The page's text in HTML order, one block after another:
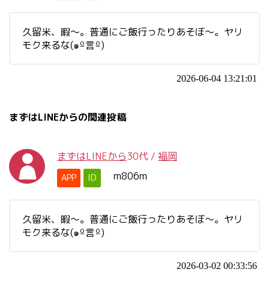
久留米、暇〜。普通にご飯行ったりあそぼ～。ヤリ
モク来るな(๑º言º)
2026-06-04 13:21:01
まずはLINEからの関連投稿
まずはLINEから30代 / 福岡
APP ID m806m
久留米、暇〜。普通にご飯行ったりあそぼ～。ヤリ
モク来るな(๑º言º)
2026-03-02 00:33:56